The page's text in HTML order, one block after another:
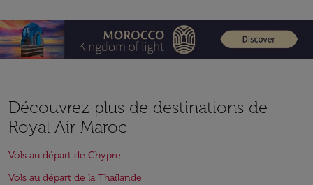
Découvrez plus de destinations de
Royal Air Maroc
Vols au départ de Chypre
Vols au départ de la Thaïlande